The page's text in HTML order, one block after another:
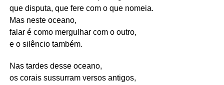
que disputa, que fere com o que nomeia.
Mas neste oceano,
falar é como mergulhar com o outro,
e o silêncio também.
Nas tardes desse oceano,
os corais sussurram versos antigos,